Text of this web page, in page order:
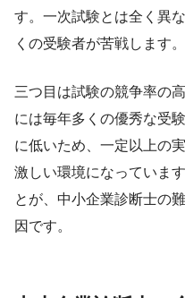
す。一次試験とは全く異
くの受験者が苦戦します。
三つ目は試験の競争率の
には毎年多くの優秀な受
に低いため、一定以上の
激しい環境になっていま
とが、中小企業診断士の
因です。